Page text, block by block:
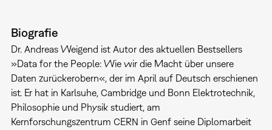
Biografie
Dr. Andreas Weigend ist Autor des aktuellen Bestsellers
»Data for the People: Wie wir die Macht über unsere
Daten zurückerobern«, der im April auf Deutsch erschienen
ist. Er hat in Karlsuhe, Cambridge und Bonn Elektrotechnik,
Philosophie und Physik studiert, am
Kernforschungszentrum CERN in Genf seine Diplomarbeit